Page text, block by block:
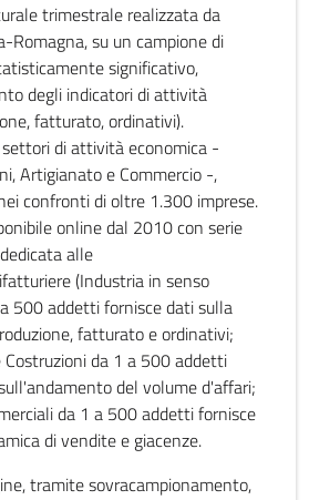
trimestrale realizzata da
Romagna, su un campione di
significativo,
degli indicatori di attività
fatturato, ordinativi).
di attività economica -
Artigianato e Commercio -,
confronti di oltre 1.300 imprese.
online dal 2010 con serie
alle
(Industria in senso
500 addetti fornisce dati sulla
fatturato e ordinativi;
Costruzioni da 1 a 500 addetti
del volume d'affari;
da 1 a 500 addetti fornisce
di vendite e giacenze.
tramite sovracampionamento,